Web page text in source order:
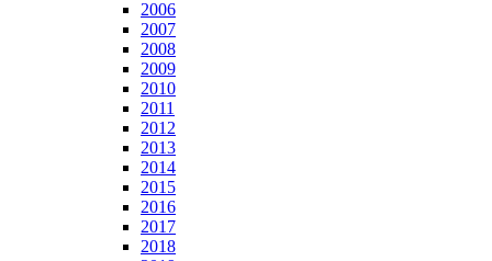
2006
2007
2008
2009
2010
2011
2012
2013
2014
2015
2016
2017
2018